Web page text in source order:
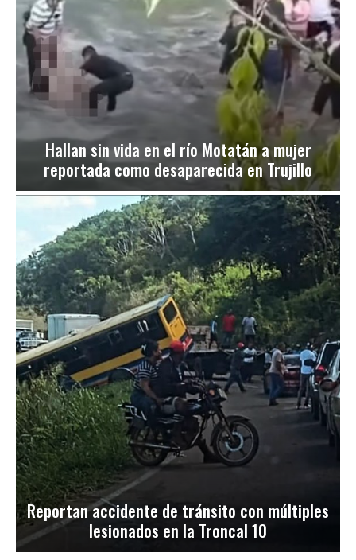
Hallan sin vida en el río Motatán a mujer
reportada como desaparecida en Trujillo
Reportan accidente de tránsito con múltiples
lesionados en la Troncal 10